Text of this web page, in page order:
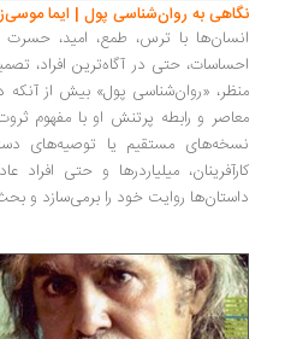
به روان‌شناسی پول | ایما موسی‌زاده
با ترس، طمع، امید، حسرت و
حتی در آگاه‌ترین افراد،
«روان‌شناسی پول» بیش از آنکه درباره
و رابطه پرتنش او با مفهوم ثروت و
مستقیم یا توصیه‌های دستوری،
میلیاردرها و حتی افراد عادی
روایت خود را برمی‌سازد و بحث را